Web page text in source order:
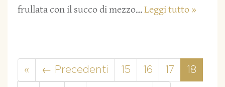
frullata con il succo di mezzo…Leggi tutto »
« ← Precedenti 15 16 17 18